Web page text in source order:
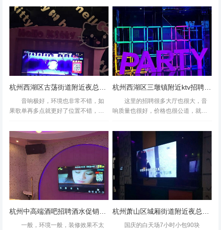
不开~不过性价比很高了，才38元，很便宜，可以唱四小时
~环境很不错,
团购越来越贵，人还是那么多，不过音质确实可以。有点旧
了，地方还是挺大的，@_@杭州知名的夜总会ktv招聘包厢
吸引着数十万年轻人前来追梦。然
而，在光鲜的就业市场背后，一场
以"高薪招聘&...
非要唱歌的房间号，我说得让我们先
停车才能去开房间啊，给看了团购的
卷也不行，觉得保安*****，...
音响极好，环境也非常不错，如
果歌单再多点就更好了位置不错，价
天是必点的人手两杯今天发现热珍珠
奶茶走糖很好喝因为珍珠本身就带糖
搭配奶茶刚好龙虾泡饭也太好吃...
这里的招聘很多大厅也很大，音
响质量也很好，价格也很公道，就是
理，还很牛逼的样子，瞧不起人，要
不是这里环境还不错，音响不错，我
还真的不愿意来这样看你们脸色...
杭州中高端酒吧招聘酒水促销员,夜场上班适合穿黑色衣服吗？
一般，环境一般，装修效果不太
杭州萧山区城厢街道附近夜总会招聘包厢气氛租,一个月工资多少
国庆的白天场7小时小包90块